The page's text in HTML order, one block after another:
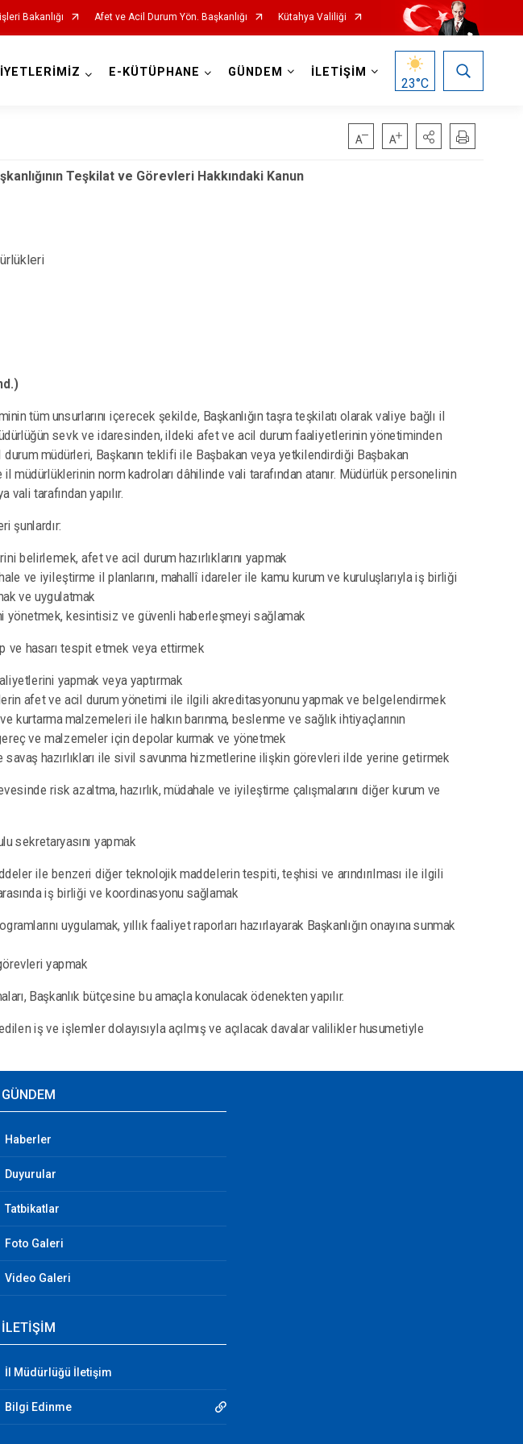
Bakanlığı Afet ve Acil Durum Yön. Başkanlığı Kütahya Valiliği
E-KÜTÜPHANE GÜNDEM İLETİŞİM
23°C
Teşkilat ve Görevleri Hakkındaki Kanun
tüm unsurlarını içerecek şekilde, Başkanlığın taşra teşkilatı olarak valiye bağlı il
sevk ve idaresinden, ildeki afet ve acil durum faaliyetlerinin yönetiminden
müdürleri, Başkanın teklifi ile Başbakan veya yetkilendirdiği Başbakan
il müdürlüklerinin norm kadroları dâhilinde vali tarafından atanır. Müdürlük personelinin
tarafından yapılır.
şunlardır:
belirlemek, afet ve acil durum hazırlıklarını yapmak
ve iyileştirme il planlarını, mahallî idareler ile kamu kurum ve kuruluşlarıyla iş birliği
ve uygulatmak
yönetmek, kesintisiz ve güvenli haberleşmeyi sağlamak
ve hasarı tespit etmek veya ettirmek
yapmak veya yaptırmak
afet ve acil durum yönetimi ile ilgili akreditasyonunu yapmak ve belgelendirmek
kurtarma malzemeleri ile halkın barınma, beslenme ve sağlık ihtiyaçlarının
ve malzemeler için depolar kurmak ve yönetmek
hazırlıkları ile sivil savunma hizmetlerine ilişkin görevleri ilde yerine getirmek
risk azaltma, hazırlık, müdahale ve iyileştirme çalışmalarını diğer kurum ve
sekretaryasını yapmak
ile benzeri diğer teknolojik maddelerin tespiti, teşhisi ve arındırılması ile ilgili
iş birliği ve koordinasyonu sağlamak
uygulamak, yıllık faaliyet raporları hazırlayarak Başkanlığın onayına sunmak
yapmak
Başkanlık bütçesine bu amaçla konulacak ödenekten yapılır.
iş ve işlemler dolayısıyla açılmış ve açılacak davalar valilikler husumetiyle
GÜNDEM
Haberler
Duyurular
Tatbikatlar
Foto Galeri
Video Galeri
İLETİŞİM
İl Müdürlüğü İletişim
Bilgi Edinme